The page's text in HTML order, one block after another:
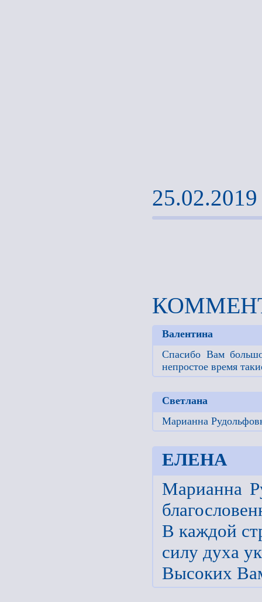
Валентина
Спасибо Вам
непростое время
Светлана
Марианна
ЕЛЕНА
Марианна
В каждой
силу духа
Высоких